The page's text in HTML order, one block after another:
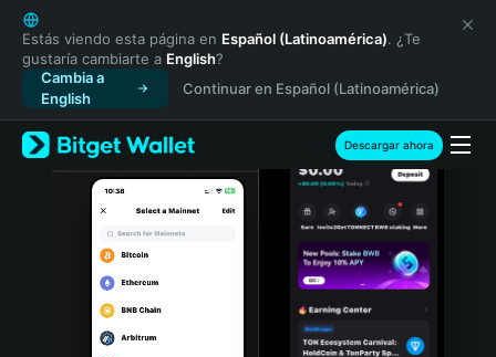
English
日本語
Tiếng Việt
Русский
Español (Latinoamérica)
Türkçe
Italiano
Português (Portugal)
Bahasa Indonesia
Estás viendo esta página en Español (Latinoamérica). ¿Te
gustaría cambiarte a English?
Cambia a
English
Continuar en Español (Latinoamérica)
Descargar ahora